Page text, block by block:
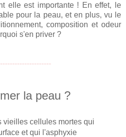
elle est importante ! En effet, le
pour la peau, et en plus, vu le
composition et odeur
s'en priver ?
la peau ?
vieilles cellules mortes qui
et qui l'asphyxie